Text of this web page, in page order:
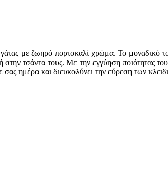
με ζωηρό πορτοκαλί χρώμα. Το μοναδικό
τσάντα τους. Με την εγγύηση ποιότητας
ημέρα και διευκολύνει την εύρεση των